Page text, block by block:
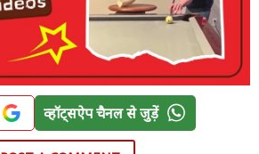
व्हॉट्सऐप चैनल से जुड़ें